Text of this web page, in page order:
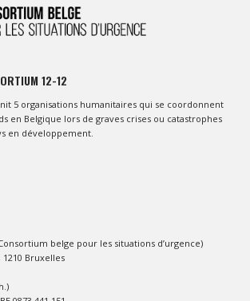
12-12
5 organisations humanitaires qui se coordonnent
en Belgique lors de graves crises ou catastrophes
en développement.
belge pour les situations d’urgence)
1210 Bruxelles